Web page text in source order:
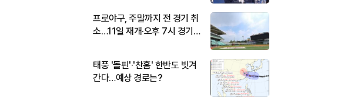
프로야구, 주말까지 전 경기 취
소…11일 재개·오후 7시 경기
태풍 '돌핀'·'찬홈' 한반도 빗겨
간다…예상 경로는?